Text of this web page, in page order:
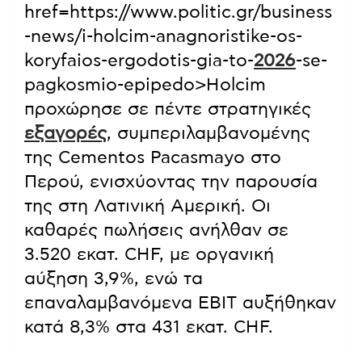
href=https://www.politic.gr/business
-news/i-holcim-anagnoristike-os-
koryfaios-ergodotis-gia-to-2026-se-
pagkosmio-epipedo>Holcim
προχώρησε σε πέντε στρατηγικές
εξαγορές, συμπεριλαμβανομένης
της Cementos Pacasmayo στο
Περού, ενισχύοντας την παρουσία
της στη Λατινική Αμερική. Οι
καθαρές πωλήσεις ανήλθαν σε
3.520 εκατ. CHF, με οργανική
αύξηση 3,9%, ενώ τα
επαναλαμβανόμενα EBIT αυξήθηκαν
κατά 8,3% στα 431 εκατ. CHF.